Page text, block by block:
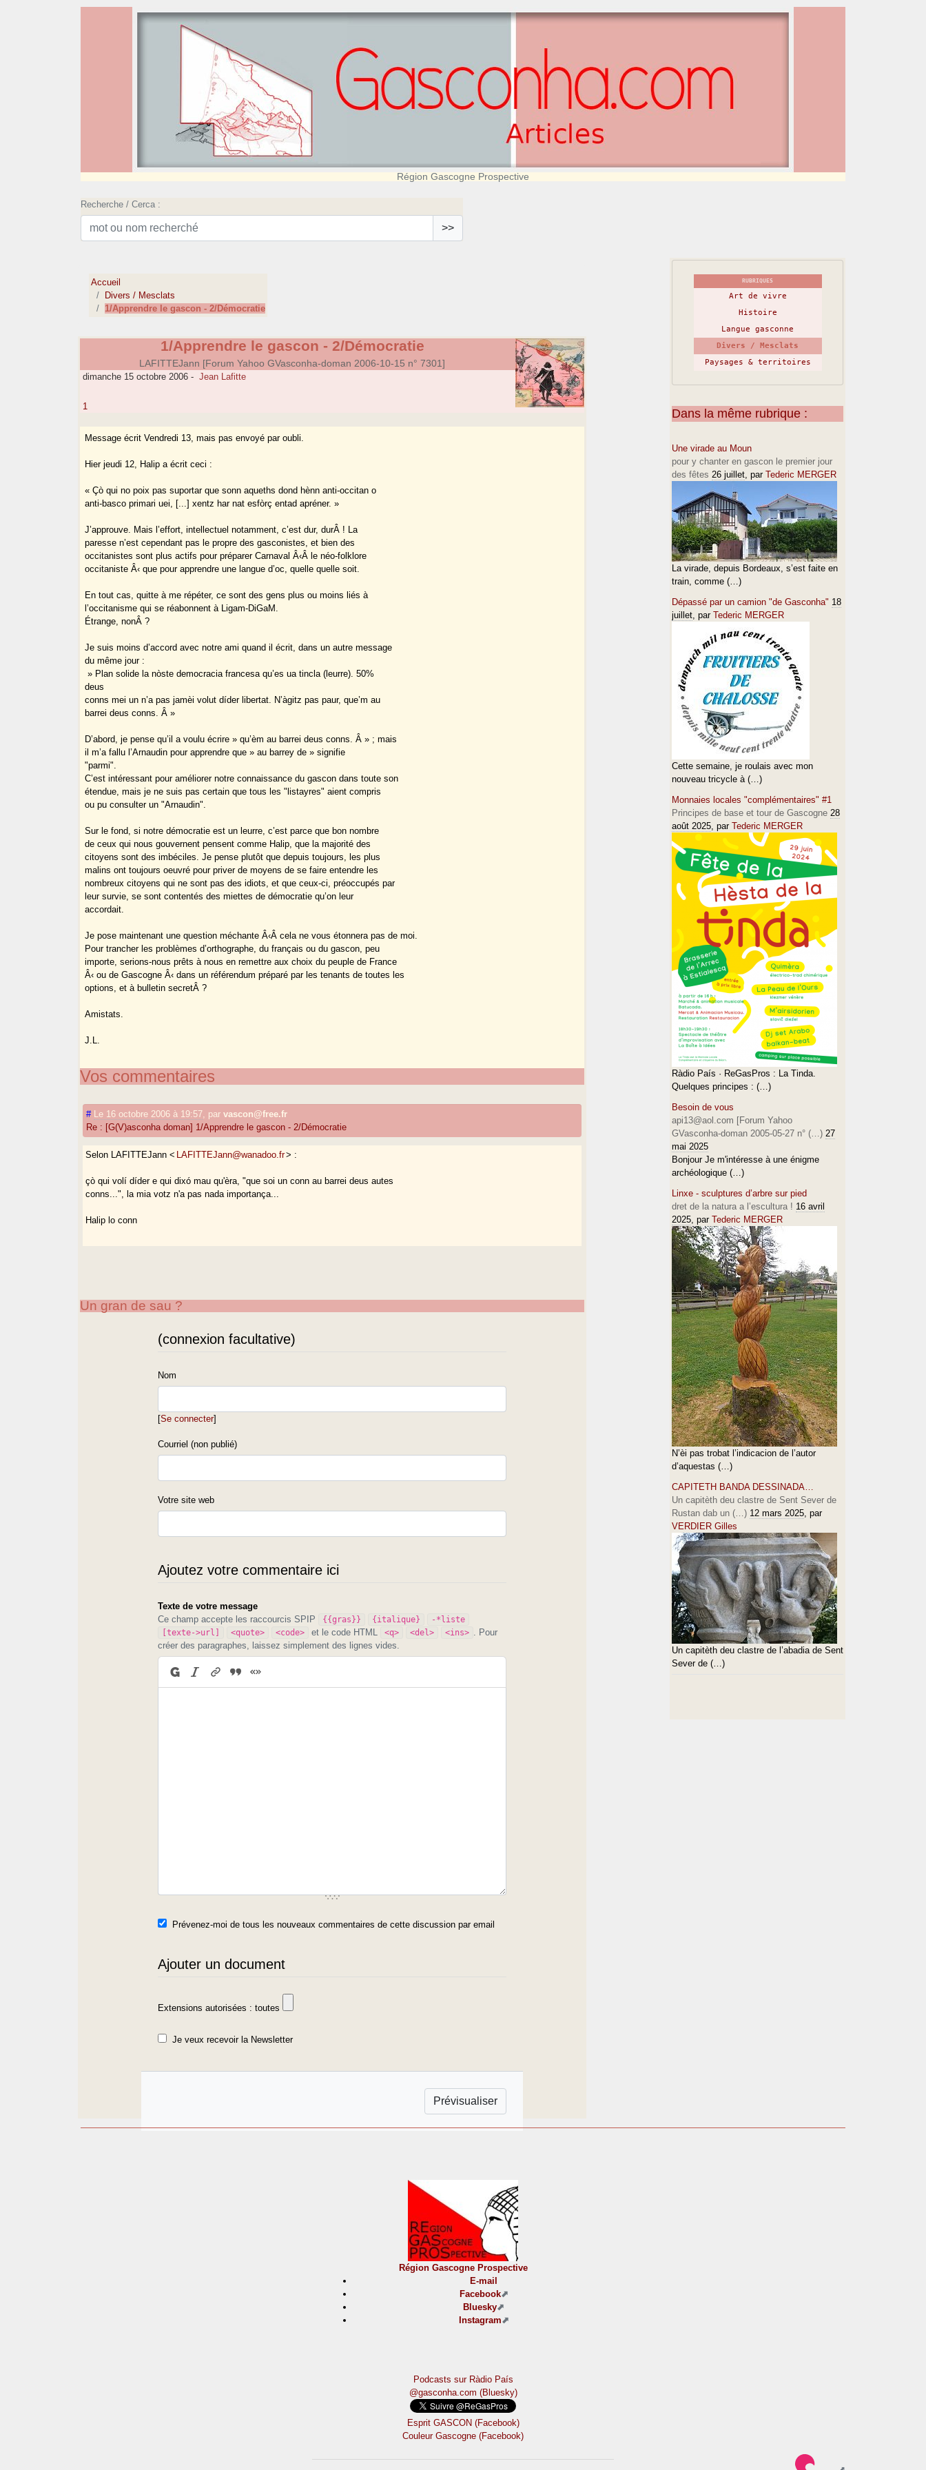
Région Gascogne Prospective
Recherche / Cerca :
>>
Accueil
Divers / Mesclats
1/Apprendre le gascon - 2/Démocratie
1/Apprendre le gascon - 2/Démocratie
LAFITTEJann [Forum Yahoo GVasconha-doman 2006-10-15 n° 7301]
dimanche 15 octobre 2006 - Jean Lafitte
1
Message écrit Vendredi 13, mais pas envoyé par oubli.
Hier jeudi 12, Halip a écrit ceci :
« Çò qui no poix pas suportar que sonn aqueths dond hènn anti-occitan o
anti-basco primari uei, [...] xentz har nat esfòrç entad apréner. »
J’approuve. Mais l’effort, intellectuel notamment, c’est dur, durÂ ! La
paresse n’est cependant pas le propre des gasconistes, et bien des
occitanistes sont plus actifs pour préparer Carnaval Â‹Â le néo-folklore
occitaniste Â‹ que pour apprendre une langue d’oc, quelle quelle soit.
En tout cas, quitte à me répéter, ce sont des gens plus ou moins liés à
l’occitanisme qui se réabonnent à Ligam-DiGaM.
Étrange, nonÂ ?
Je suis moins d’accord avec notre ami quand il écrit, dans un autre message
du même jour :
» Plan solide la nòste democracia francesa qu’es ua tincla (leurre). 50%
deus
conns mei un n’a pas jamèi volut díder libertat. N’àgitz pas paur, que’m au
barrei deus conns. Â »
D’abord, je pense qu’il a voulu écrire » qu’èm au barrei deus conns. Â » ; mais
il m’a fallu l’Arnaudin pour apprendre que » au barrey de » signifie
"parmi".
C’est intéressant pour améliorer notre connaissance du gascon dans toute son
étendue, mais je ne suis pas certain que tous les "listayres" aient compris
ou pu consulter un "Arnaudin".
Sur le fond, si notre démocratie est un leurre, c’est parce que bon nombre
de ceux qui nous gouvernent pensent comme Halip, que la majorité des
citoyens sont des imbéciles. Je pense plutôt que depuis toujours, les plus
malins ont toujours oeuvré pour priver de moyens de se faire entendre les
nombreux citoyens qui ne sont pas des idiots, et que ceux-ci, préoccupés par
leur survie, se sont contentés des miettes de démocratie qu’on leur
accordait.
Je pose maintenant une question méchante Â‹Â cela ne vous étonnera pas de moi.
Pour trancher les problèmes d’orthographe, du français ou du gascon, peu
importe, serions-nous prêts à nous en remettre aux choix du peuple de France
Â‹ ou de Gascogne Â‹ dans un référendum préparé par les tenants de toutes les
options, et à bulletin secretÂ ?
Amistats.
J.L.
Vos commentaires
# Le 16 octobre 2006 à 19:57 parvascon@free.fr
Re : [G(V)asconha doman] 1/Apprendre le gascon - 2/Démocratie
Selon LAFITTEJann < LAFITTEJann@wanadoo.fr> :
çò qui volí díder e qui dixó mau qu'èra, "que soi un conn au barrei deus autes
conns...", la mia votz n'a pas nada importança...
Halip lo conn
Un gran de sau ?
(connexion facultative)
Nom
[Se connecter]
Courriel (non publié)
Votre site web
Ajoutez votre commentaire ici
Texte de votre message
Ce champ accepte les raccourcis SPIP
{{gras}} {italique}
-*liste
[texte->url]
<quote> <code> et le code HTML <q> <del> <ins>
. Pour
créer des paragraphes, laissez simplement des lignes vides.
Prévenez-moi de tous les nouveaux commentaires de cette discussion par email
Ajouter un document
Extensions autorisées : toutes
Je veux recevoir la Newsletter
RUBRIQUES
Art de vivre
Histoire
Langue gasconne
Divers / Mesclats
Paysages & territoires
Dans la même rubrique :
Une virade au Moun
pour y chanter en gascon le premier jour
des fêtes 26 juillet, par Tederic MERGER
La virade, depuis Bordeaux, s’est faite en
train, comme (…)
Dépassé par un camion "de Gasconha" 18
juillet, par Tederic MERGER
Cette semaine, je roulais avec mon
nouveau tricycle à (…)
Monnaies locales "complémentaires" #1
Principes de base et tour de Gascogne 28
août 2025, par Tederic MERGER
Ràdio País · ReGasPros : La Tinda.
Quelques principes : (…)
Besoin de vous
api13@aol.com [Forum Yahoo
GVasconha-doman 2005-05-27 n° (…) 27
mai 2025
Bonjour Je m'intéresse à une énigme
archéologique (…)
Linxe - sculptures d’arbre sur pied
dret de la natura a l’escultura ! 16 avril
2025, par Tederic MERGER
N’èi pas trobat l’indicacion de l’autor
d’aquestas (…)
CAPITETH BANDA DESSINADA…
Un capitèth deu clastre de Sent Sever de
Rustan dab un (…) 12 mars 2025, par
VERDIER Gilles
Un capitèth deu clastre de l’abadia de Sent
Sever de (…)
Région Gascogne Prospective
E-mail
Facebook
Bluesky
Instagram
Podcasts sur Ràdio País
@gasconha.com (Bluesky)
Esprit GASCON (Facebook)
Couleur Gascogne (Facebook)